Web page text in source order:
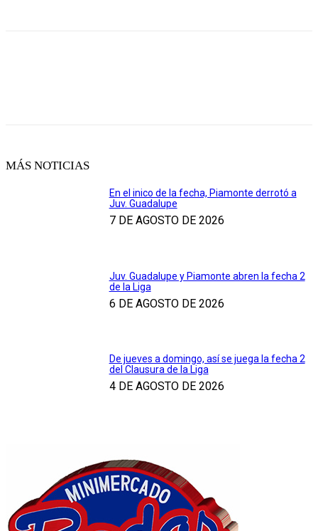
MÁS NOTICIAS
En el inico de la fecha, Piamonte derrotó a
Juv. Guadalupe
7 DE AGOSTO DE 2026
Juv. Guadalupe y Piamonte abren la fecha 2
de la Liga
6 DE AGOSTO DE 2026
De jueves a domingo, así se juega la fecha 2
del Clausura de la Liga
4 DE AGOSTO DE 2026